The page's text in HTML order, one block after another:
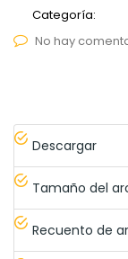
Categoría:
No hay
Descargar
Tamaño del
Recuento de